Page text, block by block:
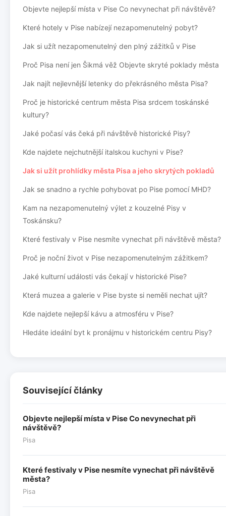
Objevte nejlepší místa v Pise Co nevynechat při návštěvě?
Které hotely v Pise nabízejí nezapomenutelný pobyt?
Jak si užít nezapomenutelný den plný zážitků v Pise
Proč Pisa není jen Šikmá věž Objevte skryté poklady města
Jak najít nejlevnější letenky do překrásného města Pisa?
Proč je historické centrum města Pisa srdcem toskánské
kultury?
Jaké počasí vás čeká při návštěvě historické Pisy?
Kde najdete nejchutnější italskou kuchyni v Pise?
Jak si užít prohlídky města Pisa a jeho skrytých pokladů
Jak se snadno a rychle pohybovat po Pise pomocí MHD?
Kam na nezapomenutelný výlet z kouzelné Pisy v
Toskánsku?
Které festivaly v Pise nesmíte vynechat při návštěvě města?
Proč je noční život v Pise nezapomenutelným zážitkem?
Jaké kulturní události vás čekají v historické Pise?
Která muzea a galerie v Pise byste si neměli nechat ujít?
Kde najdete nejlepší kávu a atmosféru v Pise?
Hledáte ideální byt k pronájmu v historickém centru Pisy?
Související články
Objevte nejlepší místa v Pise Co nevynechat při
návštěvě?
Pisa
Které festivaly v Pise nesmíte vynechat při návštěvě
města?
Pisa